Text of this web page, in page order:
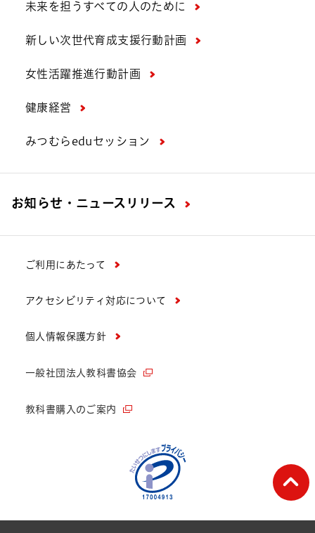
未来を担うすべての人のために
新しい次世代育成支援行動計画
女性活躍推進行動計画
健康経営
みつむらeduセッション
お知らせ・ニュースリリース
ご利用にあたって
アクセシビリティ対応について
個人情報保護方針
一般社団法人教科書協会
教科書購入のご案内
ペ